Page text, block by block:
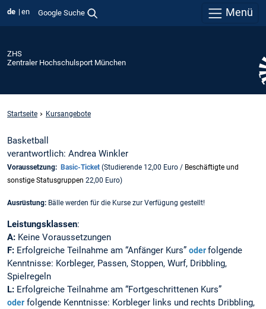
de en Google Suche Menü
ZHS
Zentraler Hochschulsport München
Startseite Kursangebote
Basketball
verantwortlich: Andrea Winkler
Voraussetzung: Basic-Ticket (Studierende 12,00 Euro / Beschäftigte und
sonstige Statusgruppen 22,00 Euro)
Ausrüstung: Bälle werden für die Kurse zur Verfügung gestellt!
Leistungsklassen:
A: Keine Voraussetzungen
F: Erfolgreiche Teilnahme am “Anfänger Kurs” oderfolgende
Kenntnisse: Korbleger, Passen, Stoppen, Wurf, Dribbling,
Spielregeln
L: Erfolgreiche Teilnahme am “Fortgeschrittenen Kurs”
oder folgende Kenntnisse: Korbleger links und rechts Dribbling,